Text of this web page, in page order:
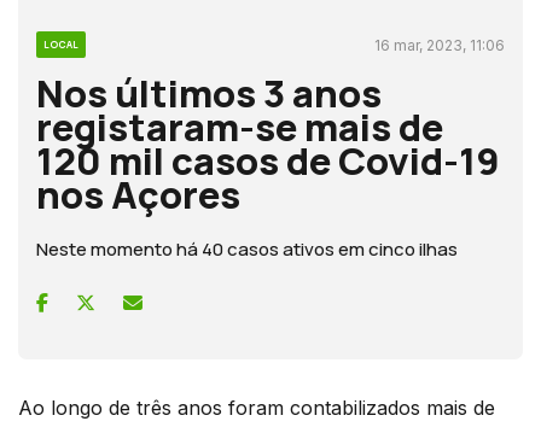
LOCAL 16 mar, 2023, 11:06
Nos últimos 3 anos
registaram-se mais de
120 mil casos de Covid-19
nos Açores
Neste momento há 40 casos ativos em cinco ilhas
Ao longo de três anos foram contabilizados mais de